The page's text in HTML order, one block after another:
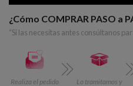
¿Cómo COMPRAR PASO a
“Si las necesitas antes consúltanos
Realiza el pedido
Lo tramitamos y